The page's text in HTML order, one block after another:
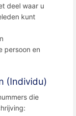
deel waar u
kunt
persoon en
(Individu)
die